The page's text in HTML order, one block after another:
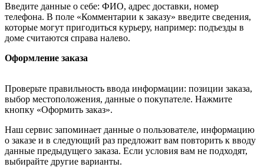
Введите данные о себе: ФИО, адрес доставки, номер
телефона. В поле «Комментарии к заказу» введите сведения,
которые могут пригодиться курьеру, например: подъезды в
доме считаются справа налево.
Оформление заказа
Проверьте правильность ввода информации: позиции заказа,
выбор местоположения, данные о покупателе. Нажмите
кнопку «Оформить заказ».
Наш сервис запоминает данные о пользователе, информацию
о заказе и в следующий раз предложит вам повторить к вводу
данные предыдущего заказа. Если условия вам не подходят,
выбирайте другие варианты.